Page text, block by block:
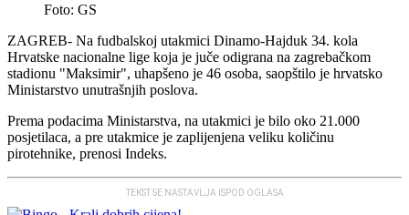
Foto: GS
ZAGREB- Na fudbalskoj utakmici Dinamo-Hajduk 34. kola
Hrvatske nacionalne lige koja je juče odigrana na zagrebačkom
stadionu "Maksimir", uhapšeno je 46 osoba, saopštilo je hrvatsko
Ministarstvo unutrašnjih poslova.
Prema podacima Ministarstva, na utakmici je bilo oko 21.000
posjetilaca, a pre utakmice je zaplijenjena veliku količinu
pirotehnike, prenosi Indeks.
TEKST SE NASTAVLJA ISPOD OGLASA